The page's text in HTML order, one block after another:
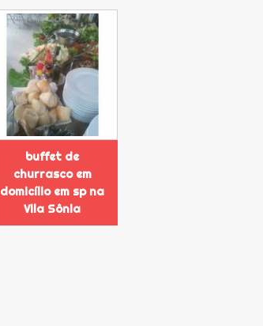
buffet de
churrasco em
domicílio em sp na
Vila Sônia